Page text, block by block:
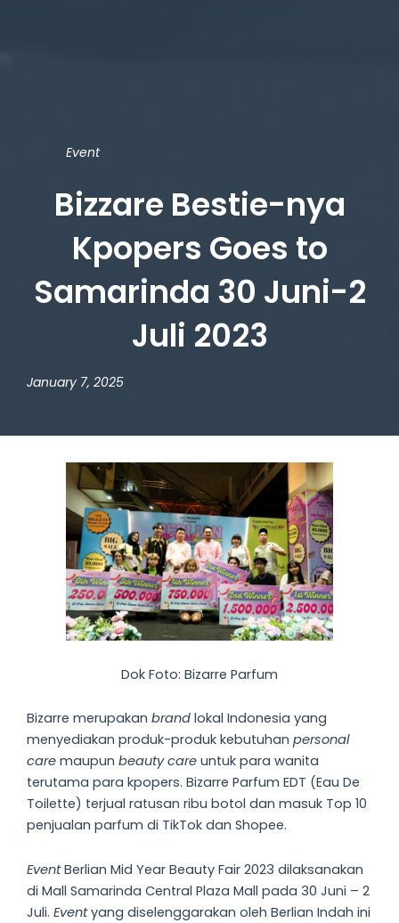
Event
Bizzare Bestie-nya
Kpopers Goes to
Samarinda 30 Juni-2
Juli 2023
January 7, 2025
Dok Foto: Bizarre Parfum
Bizarre merupakan brand lokal Indonesia yang
menyediakan produk-produk kebutuhan personal
care maupun beauty care untuk para wanita
terutama para kpopers. Bizarre Parfum EDT (Eau De
Toilette) terjual ratusan ribu botol dan masuk Top 10
penjualan parfum di TikTok dan Shopee.
EventBerlian Mid Year Beauty Fair 2023 dilaksanakan
di Mall Samarinda Central Plaza Mall pada 30 Juni – 2
Juli. Eventyang diselenggarakan oleh Berlian Indah ini